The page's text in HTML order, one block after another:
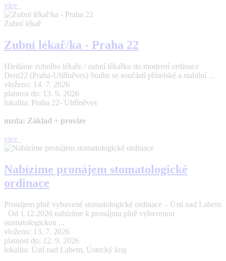
více
Zubní lékař
Zubní lékař/ka - Praha 22
Hledáme zubního lékaře / zubní lékařku do moderní ordinace
Dent22 (Praha-Uhříněves) Staňte se součástí přátelské a stabilní ...
vloženo: 14. 7. 2026
platnost do: 13. 9. 2026
lokalita: Praha 22- Uhříněves
mzda: Základ + provize
více
Nabízíme pronájem stomatologické
ordinace
Pronájem plně vybavené stomatologické ordinace – Ústí nad Labem
Od 1.12.2026 nabízíme k pronájmu plně vybavenou
stomatologickou ...
vloženo: 13. 7. 2026
platnost do: 12. 9. 2026
lokalita: Ústí nad Labem, Ústecký kraj